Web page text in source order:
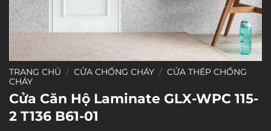
TRANG CHỦ / CỬA CHỐNG CHÁY / CỬA THÉP CHỐNG
CHÁY
Cửa Căn Hộ Laminate GLX-WPC 115-
2 T136 B61-01